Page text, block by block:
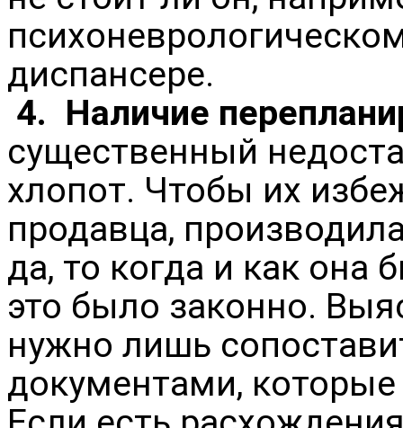
диспансере.
4. Наличие
существенный
хлопот. Чтобы их
продавца,
да, то когда и как она
это было законно.
нужно лишь
документами,